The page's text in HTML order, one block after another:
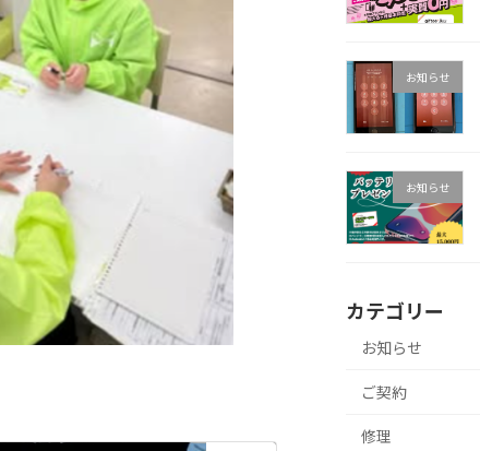
お知らせ
お知らせ
カテゴリー
お知らせ
ご契約
修理